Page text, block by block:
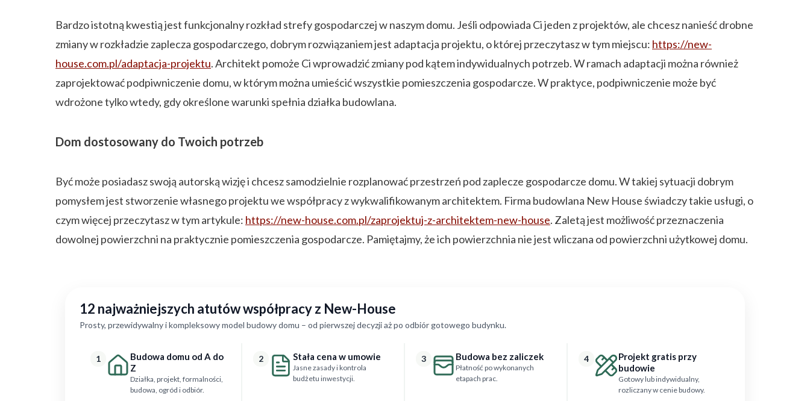
Bardzo istotną kwestią jest funkcjonalny rozkład strefy gospodarczej w naszym domu. Jeśli odpowiada Ci jeden z projektów, ale chcesz nanieść drobne
zmiany w rozkładzie zaplecza gospodarczego, dobrym rozwiązaniem jest adaptacja projektu, o której przeczytasz w tym miejscu: https://new-
house.com.pl/adaptacja-projektu. Architekt pomoże Ci wprowadzić zmiany pod kątem indywidualnych potrzeb. W ramach adaptacji można również
zaprojektować podpiwniczenie domu, w którym można umieścić wszystkie pomieszczenia gospodarcze. W praktyce, podpiwniczenie może być
wdrożone tylko wtedy, gdy określone warunki spełnia działka budowlana.
Dom dostosowany do Twoich potrzeb
Być może posiadasz swoją autorską wizję i chcesz samodzielnie rozplanować przestrzeń pod zaplecze gospodarcze domu. W takiej sytuacji dobrym
pomysłem jest stworzenie własnego projektu we współpracy z wykwalifikowanym architektem. Firma budowlana New House świadczy takie usługi, o
czym więcej przeczytasz w tym artykule: https://new-house.com.pl/zaprojektuj-z-architektem-new-house. Zaletą jest możliwość przeznaczenia
dowolnej powierzchni na praktycznie pomieszczenia gospodarcze. Pamiętajmy, że ich powierzchnia nie jest wliczana od powierzchni użytkowej domu.
12 najważniejszych atutów współpracy z New-House
Prosty, przewidywalny i kompleksowy model budowy domu – od pierwszej decyzji aż po odbiór gotowego budynku.
1
Budowa domu od A do
Z
Działka, projekt, formalności,
budowa, ogród i odbiór.
2 Stała cena w umowie
Jasne zasady i kontrola
budżetu inwestycji.
3 Budowa bez zaliczek
Płatność po wykonanych
etapach prac.
4
Projekt gratis przy
budowie
Gotowy lub indywidualny,
rozliczany w cenie budowy.